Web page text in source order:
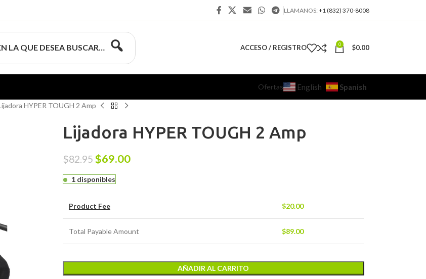
LLAMANOS: +1 (832) 370-8008
LA QUE DESEA BUSCAR… ACCESO / REGISTRO 0 $0.00
Ofertas English Spanish
HYPER TOUGH 2 Amp
Lijadora HYPER TOUGH 2 Amp
$82.95$69.00
1 disponibles
Product Fee $20.00
Total Payable Amount $89.00
AÑADIR AL CARRITO